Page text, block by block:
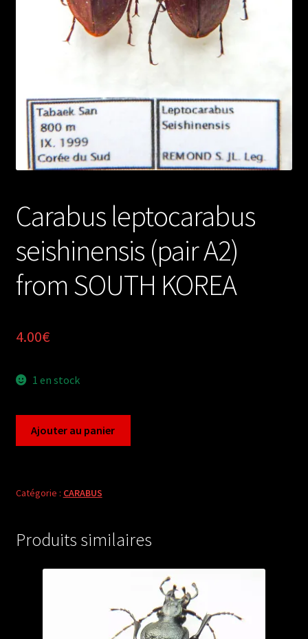
Carabus leptocarabus
seishinensis (pair A2)
from SOUTH KOREA
4.00€
1 en stock
seishinensis
from
Ajouter au panier
Catégorie : CARABUS
Produits similaires